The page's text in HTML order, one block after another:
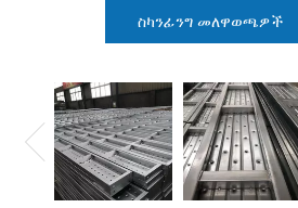
ስካንፊንግ መለዋወጫዎች